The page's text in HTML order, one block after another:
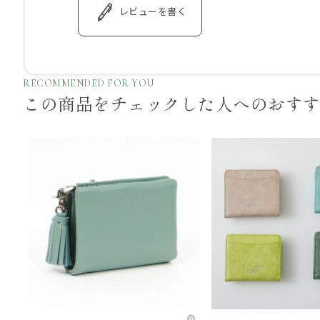
レビューを書く
RECOMMENDED FOR YOU
この商品をチェックした 人へのおす